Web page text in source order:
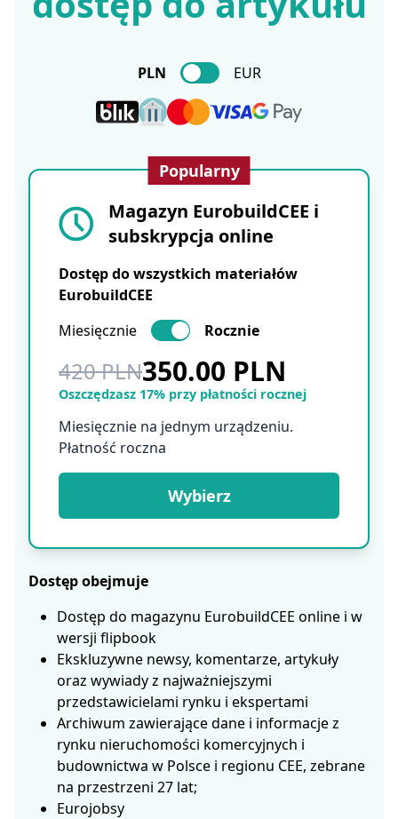
PLN EUR
Popularny
Magazyn EurobuildCEE i
subskrypcja online
Dostęp do wszystkich materiałów
EurobuildCEE
Miesięcznie
Rocznie
420 PLN350.00 PLN
Oszczędzasz 17% przy płatności rocznej
Miesięcznie na jednym urządzeniu.
Płatność roczna
Wybierz
Dostęp obejmuje
Dostęp do magazynu EurobuildCEE online i w
wersji flipbook
Ekskluzywne newsy, komentarze, artykuły
oraz wywiady z najważniejszymi
przedstawicielami rynku i ekspertami
Archiwum zawierające dane i informacje z
rynku nieruchomości komercyjnych i
budownictwa w Polsce i regionu CEE, zebrane
na przestrzeni 27 lat;
Eurojobsy